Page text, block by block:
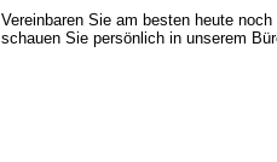
Vereinbaren Sie am besten heute
schauen Sie persönlich in unserem